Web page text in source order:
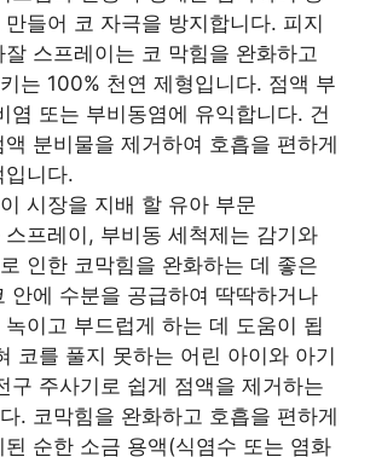
들어 코 자극을 방지합니다. 피지
스프레이는 코 막힘을 완화하고
는 100% 천연 제형입니다. 점액 부
염 또는 부비동염에 유익합니다. 건
분비물을 제거하여 호흡을 편하게
니다.
시장을 지배 할 유아 부문
프레이, 부비동 세척제는 감기와
인한 코막힘을 완화하는 데 좋은
안에 수분을 공급하여 딱딱하거나
이고 부드럽게 하는 데 도움이 됩
코를 풀지 못하는 어린 아이와 아기
구 주사기로 쉽게 점액을 제거하는
. 코막힘을 완화하고 호흡을 편하게
순한 소금 용액(식염수 또는 염화